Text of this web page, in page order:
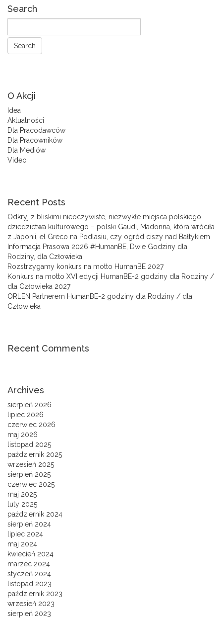
Search
O Akcji
Idea
Aktualności
Dla Pracodawców
Dla Pracowników
Dla Mediów
Video
Recent Posts
Odkryj z bliskimi nieoczywiste, niezwykłe miejsca polskiego
dziedzictwa kulturowego – polski Gaudi, Madonna, która wróciła
z Japonii, el Greco na Podlasiu, czy ogród ciszy nad Bałtykiem
Informacja Prasowa 2026 #HumanBE, Dwie Godziny dla
Rodziny, dla Człowieka
Rozstrzygamy konkurs na motto HumanBE 2027
Konkurs na motto XVI edycji HumanBE-2 godziny dla Rodziny /
dla Człowieka 2027
ORLEN Partnerem HumanBE-2 godziny dla Rodziny / dla
Człowieka
Recent Comments
Archives
sierpień 2026
lipiec 2026
czerwiec 2026
maj 2026
listopad 2025
październik 2025
wrzesień 2025
sierpień 2025
czerwiec 2025
maj 2025
luty 2025
październik 2024
sierpień 2024
lipiec 2024
maj 2024
kwiecień 2024
marzec 2024
styczeń 2024
listopad 2023
październik 2023
wrzesień 2023
sierpień 2023